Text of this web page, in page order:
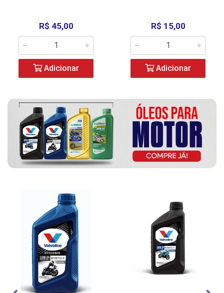
R$ 45,00
Adicionar
R$ 15,00
Adicionar